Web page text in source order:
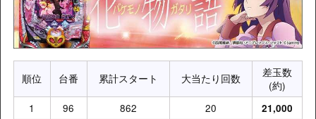
順位 台番 累計スタート 大当たり回数
差玉数
(約)
1
96 862 20 21,000